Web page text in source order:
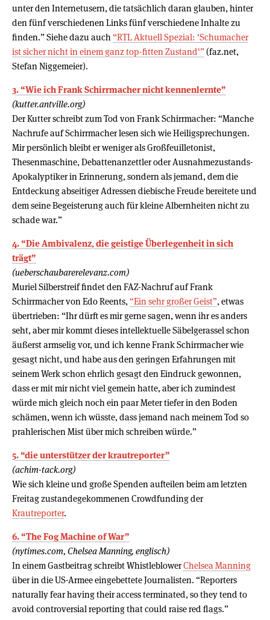
unter den Internetusern, die tatsächlich daran glauben, hinter
den fünf verschiedenen Links fünf verschiedene Inhalte zu
finden.” Siehe dazu auch “RTL Aktuell Spezial: ‘Schumacher
ist sicher nicht in einem ganz top-fitten Zustand'” (faz.net,
Stefan Niggemeier).
3. “Wie ich Frank Schirrmacher nicht kennenlernte”
(kutter.antville.org)
Der Kutter schreibt zum Tod von Frank Schirrmacher: “Manche
Nachrufe auf Schirrmacher lesen sich wie Heiligsprechungen.
Mir persönlich bleibt er weniger als Großfeuilletonist,
Thesenmaschine, Debattenanzettler oder Ausnahmezustands-
Apokalyptiker in Erinnerung, sondern als jemand, dem die
Entdeckung abseitiger Adressen diebische Freude bereitete und
dem seine Begeisterung auch für kleine Albernheiten nicht zu
schade war.”
4. “Die Ambivalenz, die geistige Überlegenheit in sich
trägt”
(ueberschaubarerelevanz.com)
Muriel Silberstreif findet den FAZ-Nachruf auf Frank
Schirrmacher von Edo Reents, “Ein sehr großer Geist”, etwas
übertrieben: “Ihr dürft es mir gerne sagen, wenn ihr es anders
seht, aber mir kommt dieses intellektuelle Säbelgerassel schon
äußerst armselig vor, und ich kenne Frank Schirrmacher wie
gesagt nicht, und habe aus den geringen Erfahrungen mit
seinem Werk schon ehrlich gesagt den Eindruck gewonnen,
dass er mit mir nicht viel gemein hatte, aber ich zumindest
würde mich gleich noch ein paar Meter tiefer in den Boden
schämen, wenn ich wüsste, dass jemand nach meinem Tod so
prahlerischen Mist über mich schreiben würde.”
5. “die unterstützer der krautreporter”
(achim-tack.org)
Wie sich kleine und große Spenden aufteilen beim am letzten
Freitag zustandegekommenen Crowdfunding der
Krautreporter.
6. “The Fog Machine of War”
(nytimes.com, Chelsea Manning, englisch)
In einem Gastbeitrag schreibt WhistleblowerChelsea Manning
über in die US-Armee eingebettete Journalisten. “Reporters
naturally fear having their access terminated, so they tend to
avoid controversial reporting that could raise red flags.”